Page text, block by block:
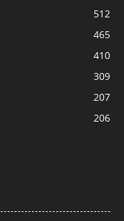
512
465
410
309
207
206